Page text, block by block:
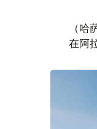
（
在阿